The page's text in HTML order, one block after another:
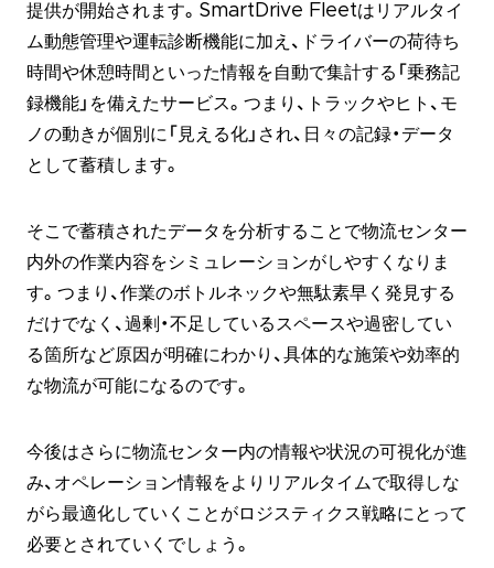
提供が開始されます。SmartDrive Fleetはリアルタイ
ム動態管理や運転診断機能に加え、ドライバーの荷待ち
時間や休憩時間といった情報を自動で集計する「乗務記
録機能」を備えたサービス。つまり、トラックやヒト、モ
ノの動きが個別に「見える化」され、日々の記録・データ
として蓄積します。
そこで蓄積されたデータを分析することで物流センター
内外の作業内容をシミュレーションがしやすくなりま
す。つまり、作業のボトルネックや無駄素早く発見する
だけでなく、過剰・不足しているスペースや過密してい
る箇所など原因が明確にわかり、具体的な施策や効率的
な物流が可能になるのです。
今後はさらに物流センター内の情報や状況の可視化が進
み、オペレーション情報をよりリアルタイムで取得しな
がら最適化していくことがロジスティクス戦略にとって
必要とされていくでしょう。